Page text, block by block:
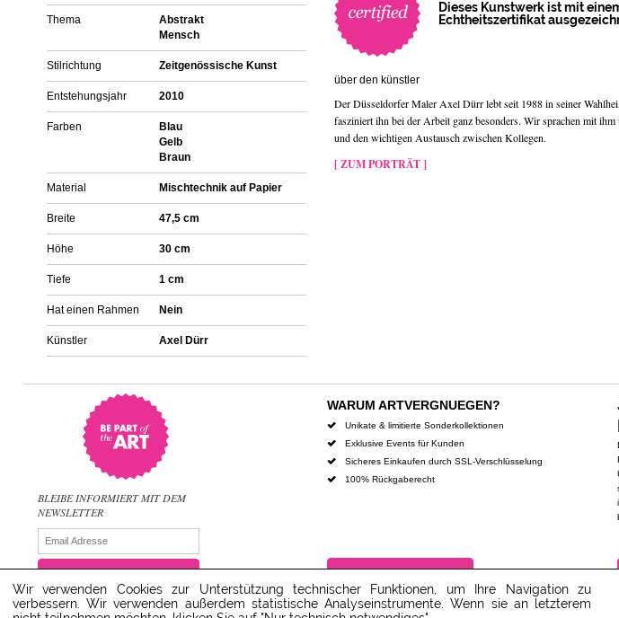
Thema
Abstrakt
Mensch
Stilrichtung Zeitgenössische Kunst
Entstehungsjahr 2010
Farben
Blau
Gelb
Braun
Material Mischtechnik auf Papier
Breite 47,5 cm
Höhe 30 cm
Tiefe 1 cm
Hat einen Rahmen Nein
Künstler Axel Dürr
Dieses Kunstwerk ist mit
Echtheitszertifikat
über den künstler
Der Düsseldorfer Maler Axel Dürr lebt seit 1988 in seiner
fasziniert ihn bei der Arbeit ganz besonders. Wir sprachen mit
und den wichtigen Austausch zwischen Kollegen.
[ ZUM PORTRÄT ]
BLEIBE INFORMIERT MIT DEM
NEWSLETTER
WARUM ARTVERGNUEGEN?
Unikate & limitierte Sonderkollektionen
Exklusive Events für Kunden
Sicheres Einkaufen durch SSL-Verschlüsselung
100% Rückgaberecht
Wir verwenden Cookies zur Unterstützung technischer Funktionen, um Ihre Navigation zu
verbessern. Wir verwenden außerdem statistische Analyseinstrumente. Wenn sie an letzterem